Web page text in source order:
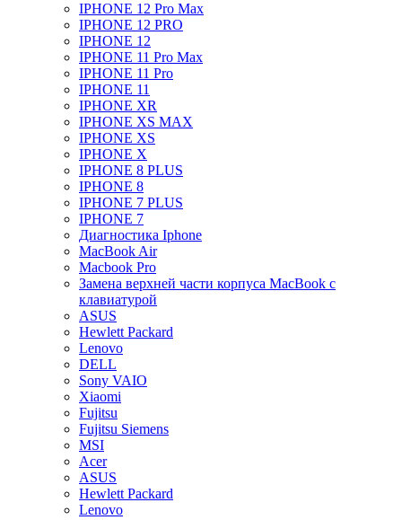
IPHONE 12 Pro Max
IPHONE 12 PRO
IPHONE 12
IPHONE 11 Pro Max
IPHONE 11 Pro
IPHONE 11
IPHONE XR
IPHONE XS MAX
IPHONE XS
IPHONE X
IPHONE 8 PLUS
IPHONE 8
IPHONE 7 PLUS
IPHONE 7
Диагностика Iphone
MacBook Air
Macbook Pro
Замена верхней части корпуса MacBook с
клавиатурой
ASUS
Hewlett Packard
Lenovo
DELL
Sony VAIO
Xiaomi
Fujitsu
Fujitsu Siemens
MSI
Acer
ASUS
Hewlett Packard
Lenovo